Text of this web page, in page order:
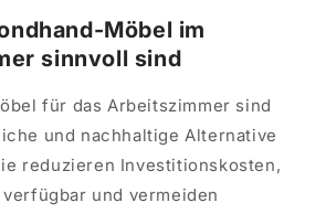
Möbel im
sinnvoll sind
für das Arbeitszimmer sind
und nachhaltige Alternative
reduzieren Investitionskosten,
und vermeiden